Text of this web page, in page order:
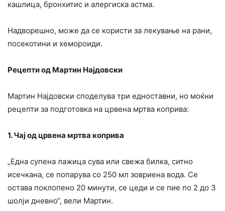
кашлица, бронхитис и алергиска астма.
Надворешно, може да се користи за лекување на рани,
посекотини и хемороиди.
Рецепти од Мартин Најдовски
Мартин Најдовски споделува три едноставни, но моќни
рецепти за подготовка на црвена мртва коприва:
1. Чај од црвена мртва коприва
„Една супена лажица сува или свежа билка, ситно
исечкана, се попарува со 250 мл зовриена вода. Се
остава поклопено 20 минути, се цеди и се пие по 2 до 3
шолји дневно“, вели Мартин.